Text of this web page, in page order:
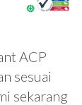
ACP
sesuai
sekarang